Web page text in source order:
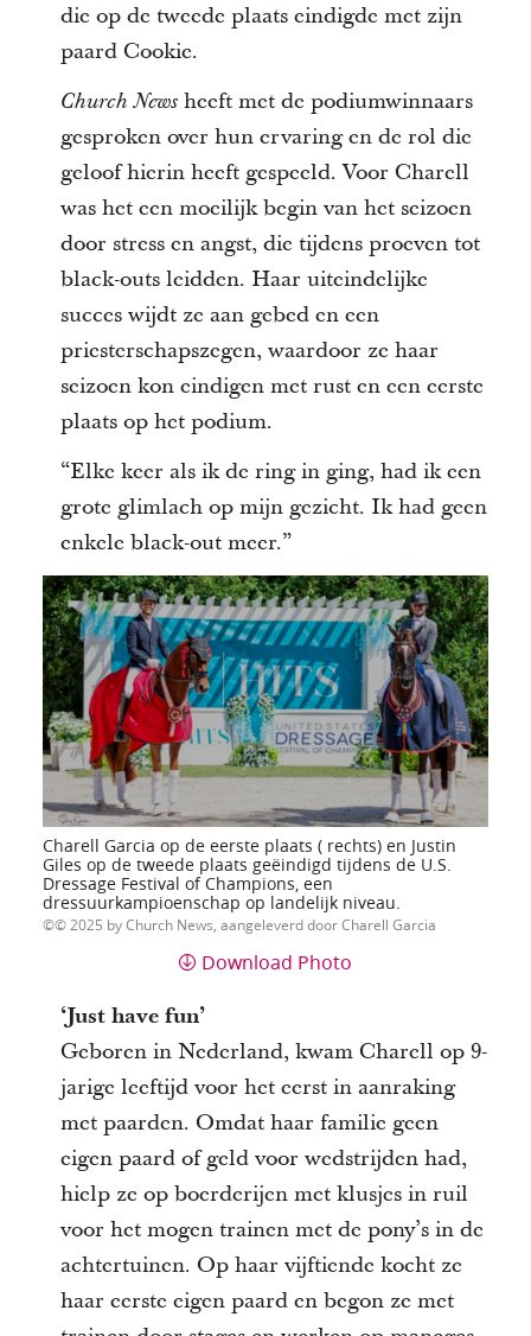
die op de tweede plaats eindigde met zijn
paard Cookie.
Church Newsheeft met de podiumwinnaars
gesproken over hun ervaring en de rol die
geloof hierin heeft gespeeld. Voor Charell
was het een moeilijk begin van het seizoen
door stress en angst, die tijdens proeven tot
black-outs leidden. Haar uiteindelijke
succes wijdt ze aan gebed en een
priesterschapszegen, waardoor ze haar
seizoen kon eindigen met rust en een eerste
plaats op het podium.
“Elke keer als ik de ring in ging, had ik een
grote glimlach op mijn gezicht. Ik had geen
enkele black-out meer.”
Charell Garcia op de eerste plaats ( rechts) en Justin
Giles op de tweede plaats geëindigd tijdens de U.S.
Dressage Festival of Champions, een
dressuurkampioenschap op landelijk niveau.
© 2025 by Church News, aangeleverd door Charell Garcia
Download Photo
‘Just have fun’
Geboren in Nederland, kwam Charell op 9-
jarige leeftijd voor het eerst in aanraking
met paarden. Omdat haar familie geen
eigen paard of geld voor wedstrijden had,
hielp ze op boerderijen met klusjes in ruil
voor het mogen trainen met de pony’s in de
achtertuinen. Op haar vijftiende kocht ze
haar eerste eigen paard en begon ze met